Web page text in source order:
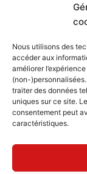
Nous utilisons des
accéder aux
améliorer
(non-
traiter des données
uniques sur ce site.
consentement peut
caractéristiques.
120,
73200
Blog
Outils
Contact
Plan du site
Mentions légales
Politique de
Politique de